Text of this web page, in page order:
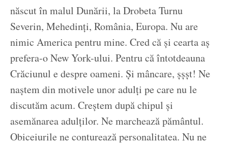
născut în malul Dunării, la Drobeta Turnu
Severin, Mehedinți, România, Europa. Nu are
nimic America pentru mine. Cred că și cearta aș
prefera-o New York-ului. Pentru că întotdeauna
Crăciunul e despre oameni. Și mâncare, șșșt! Ne
naștem din motivele unor adulți pe care nu le
discutăm acum. Creștem după chipul și
asemănarea adulților. Ne marchează pământul.
Obiceiurile ne conturează personalitatea. Nu ne